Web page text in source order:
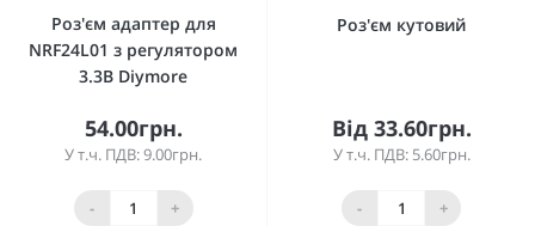
Роз'єм адаптер для
NRF24L01 з регулятором
3.3В Diymore
54.00грн.
У т.ч. ПДВ: 9.00грн.
- +
Роз'єм кутовий
Від 33.60грн.
У т.ч. ПДВ: 5.60грн.
- +